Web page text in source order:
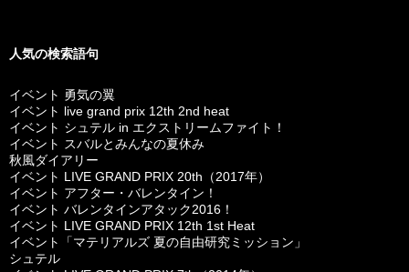
人気の検索語句
イベント 勇気の翼
イベント live grand prix 12th 2nd heat
イベント シュテル in エクストリームファイト！
イベント スバルとみんなの夏休み
秋風ダイアリー
イベント LIVE GRAND PRIX 20th（2017年）
イベント アフター・バレンタイン！
イベント バレンタインアタック2016！
イベント LIVE GRAND PRIX 12th 1st Heat
イベント「マテリアルズ 夏の自由研究ミッション」
シュテル